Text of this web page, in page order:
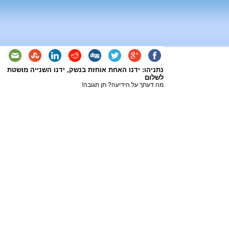
נתניהו: ידנו האחת אוחזת בנשק, ידנו השנייה מושטת
לשלום
מה דעתך על הידיעה? תן תגובה!